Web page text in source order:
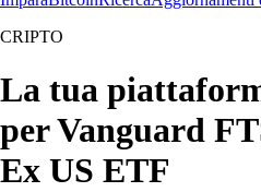
CRIPTO
La tua
per Vanguard
Ex US ETF